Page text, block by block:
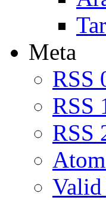
Meta
RSS
RSS
RSS
Valid